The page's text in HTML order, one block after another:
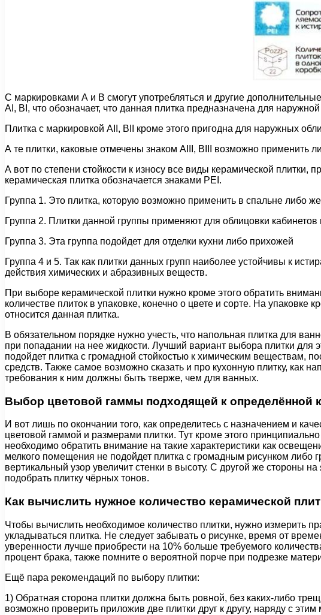
С маркировками А и В смогут употребляться и другие
AI, BI, что обозначает, что данная плитка предназначена для
Плитка с маркировкой AII, BII кроме этого пригодна для наружных
А те плитки, каковые отмечены знаком AIII, BIII возможно применить
А вот по степени стойкости к износу все виды керамической
керамическая плитка обозначается знаками PEI.
Группа 1. Это плитка, которую возможно применить в спальне либо
Группа 2. Плитки данной группы применяют для облицовки кабинетов
Группа 3. Эта группа подойдет для отделки кухни либо прихожей
Группа 4 и 5. Так как плитки данных групп наиболее устойчивы к
действия химических и абразивных веществ.
При выборе керамической плитки нужно кроме этого обратить
количестве плиток в упаковке, конечно о цвете и сорте. На
относится данная плитка.
В обязательном порядке нужно учесть, что напольная плитка для
при попадании на нее жидкости. Лучший вариант выбора плитки
подойдет плитка с громадной стойкостью к химическим веществам,
средств. Также самое возможно сказать и про кухонную плитку, как
требования к ним должны быть тверже, чем для ванных.
Выбор цветовой гаммы подходящей к определённой
И вот лишь по окончании того, как определитесь с назначением и
цветовой гаммой и размерами плитки. Тут кроме этого
необходимо обратить внимание на такие характеристики как
мелкого помещения не подойдет плитка с громадным рисунком либо
вертикальный узор увеличит стенки в высоту. С другой же стороны
подобрать плитку чёрных тонов.
Как вычислить нужное количество керамической
Чтобы вычислить необходимое количество плитки, нужно измерить
укладываться плитка. Не следует забывать о рисунке, время от
уверенности лучше приобрести на 10% больше требуемого
процент брака, также помните о вероятной порче при подрезке
Ещё пара рекомендаций по выбору плитки:
1) Обратная сторона плитки должна быть ровной, без каких-либо
возможно проверить приложив две плитки друг к другу, наряду с